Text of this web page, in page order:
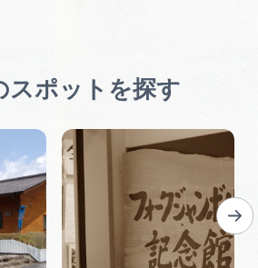
スポットを探す